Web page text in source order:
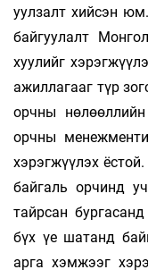
уулзалт хийсэн
байгуулалт
хуулийг
ажиллагааг түр
орчны
орчны
хэрэгжүүлэх
байгаль орчинд
тайрсан
бүх үе шатанд
арга хэмжээг